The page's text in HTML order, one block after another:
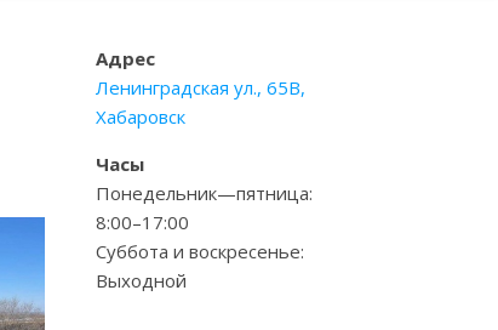
Адрес
Ленинградская ул., 65В,
Хабаровск
Часы
Понедельник—пятница:
8:00–17:00
Суббота и воскресенье:
Выходной